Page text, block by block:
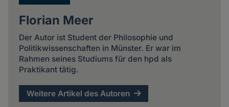
Florian Meer
Der Autor ist Student der Philosophie und
Politikwissenschaften in Münster. Er war im
Rahmen seines Studiums für den hpd als
Praktikant tätig.
Weitere Artikel des Autoren